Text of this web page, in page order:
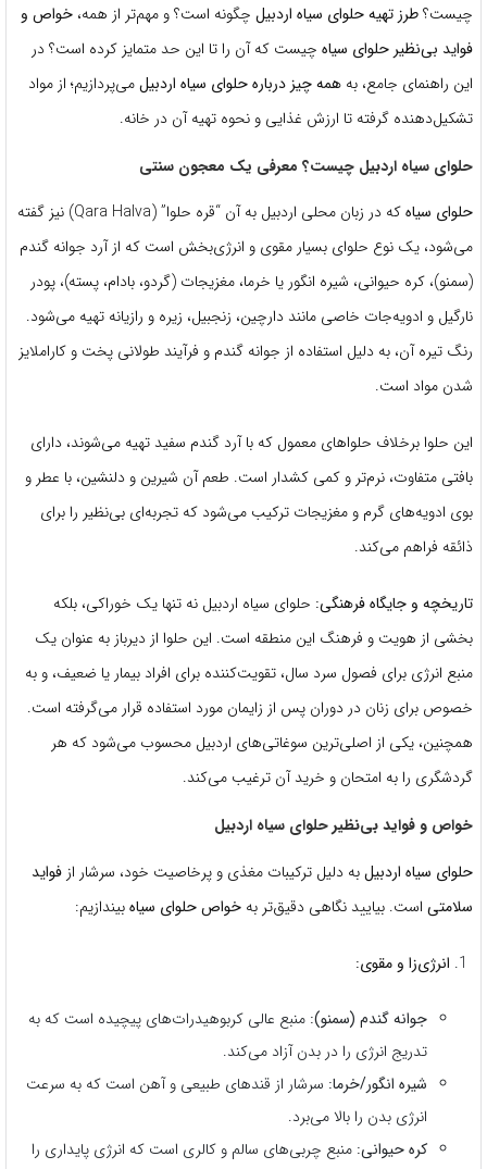
چیست؟طرز تهیه حلوای سیاه اردبیل چگونه است؟ و مهم‌تر از همه، خواص و
فواید بی‌نظیر حلوای سیاه چیست که آن را تا این حد متمایز کرده است؟ در
این راهنمای جامع، به همه چیز درباره حلوای سیاه اردبیلمی‌پردازیم؛ از مواد
تشکیل‌دهنده گرفته تا ارزش غذایی و نحوه تهیه آن در خانه.
حلوای سیاه اردبیل چیست؟ معرفی یک معجون سنتی
حلوای سیاه
که در زبان محلی اردبیل به آن “قره حلوا” (Qara Halva) نیز گفته
می‌شود، یک نوع حلوای بسیار مقوی و انرژی‌بخش است که از آرد جوانه گندم
(سمنو)، کره حیوانی، شیره انگور یا خرما، مغزیجات (گردو، بادام، پسته)، پودر
نارگیل و ادویه‌جات خاصی مانند دارچین، زنجبیل، زیره و رازیانه تهیه می‌شود.
رنگ تیره آن، به دلیل استفاده از جوانه گندم و فرآیند طولانی پخت و کاراملایز
شدن مواد است.
این حلوا برخلاف حلواهای معمول که با آرد گندم سفید تهیه می‌شوند، دارای
بافتی متفاوت، نرم‌تر و کمی کشدار است. طعم آن شیرین و دلنشین، با عطر و
بوی ادویه‌های گرم و مغزیجات ترکیب می‌شود که تجربه‌ای بی‌نظیر را برای
ذائقه فراهم می‌کند.
تاریخچه و جایگاه فرهنگی: حلوای سیاه اردبیل نه تنها یک خوراکی، بلکه
بخشی از هویت و فرهنگ این منطقه است. این حلوا از دیرباز به عنوان یک
منبع انرژی برای فصول سرد سال، تقویت‌کننده برای افراد بیمار یا ضعیف، و به
خصوص برای زنان در دوران پس از زایمان مورد استفاده قرار می‌گرفته است.
همچنین، یکی از اصلی‌ترین سوغاتی‌های اردبیل محسوب می‌شود که هر
گردشگری را به امتحان و خرید آن ترغیب می‌کند.
خواص و فواید بی‌نظیر حلوای سیاه اردبیل
حلوای سیاه اردبیلبه دلیل ترکیبات مغذی و پرخاصیت خود، سرشار از فواید
سلامتی است. بیایید نگاهی دقیق‌تر به خواص حلوای سیاهبیندازیم:
انرژی‌زا و مقوی:
جوانه گندم (سمنو): منبع عالی کربوهیدرات‌های پیچیده است که به
تدریج انرژی را در بدن آزاد می‌کند.
شیره انگور/خرما: سرشار از قندهای طبیعی و آهن است که به سرعت
انرژی بدن را بالا می‌برد.
کره حیوانی: منبع چربی‌های سالم و کالری است که انرژی پایداری را